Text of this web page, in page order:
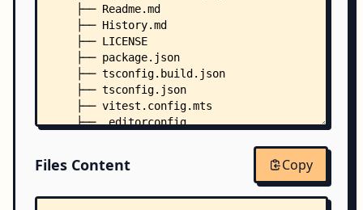
    ├── Readme.md
    ├── History.md
    ├── LICENSE
    ├── package.json
    ├── tsconfig.build.json
    ├── tsconfig.json
    ├── vitest.config.mts
    ├── .editorconfig
    │   ├── index.bench.ts
    │   ├── index.ts
Files Content Copy